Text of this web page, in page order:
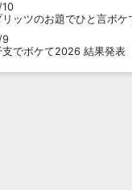
リッツのお題でひと言ボケ
9
支でボケて2026 結果発表